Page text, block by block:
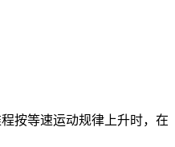
按等速运动规律上升时，在